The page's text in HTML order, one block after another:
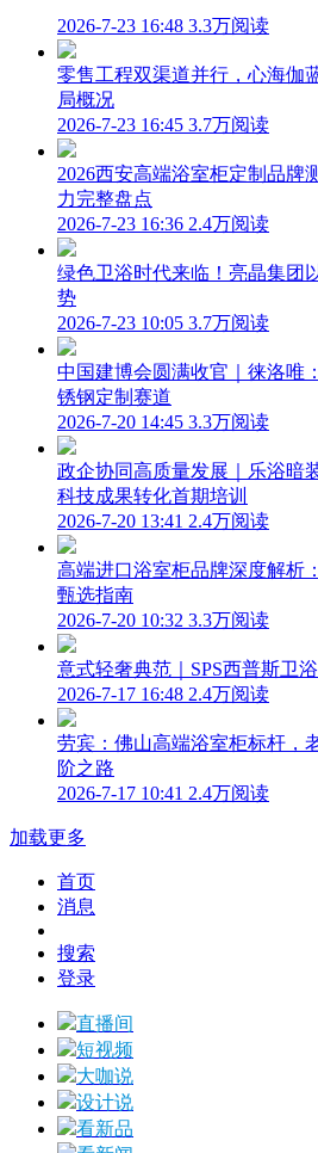
2026-7-23 16:48 3.3万阅读
零售工程双渠道并行，心海伽
局概况
2026-7-23 16:45 3.7万阅读
2026西安高端浴室柜定制品牌
力完整盘点
2026-7-23 16:36 2.4万阅读
绿色卫浴时代来临！亮晶集团
势
2026-7-23 10:05 3.7万阅读
中国建博会圆满收官｜徕洛唯
锈钢定制赛道
2026-7-20 14:45 3.3万阅读
政企协同高质量发展｜乐浴暗
科技成果转化首期培训
2026-7-20 13:41 2.4万阅读
高端进口浴室柜品牌深度解析
甄选指南
2026-7-20 10:32 3.3万阅读
意式轻奢典范｜SPS西普斯卫
2026-7-17 16:48 2.4万阅读
劳宾：佛山高端浴室柜标杆，
阶之路
2026-7-17 10:41 2.4万阅读
加载更多
首页
消息
搜索
登录
直播间
短视频
大咖说
设计说
看新品